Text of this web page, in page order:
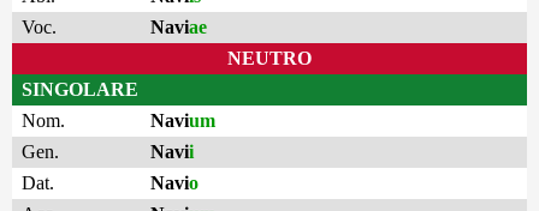
Voc.
Naviae
NEUTRO
SINGOLARE
Nom.
Navium
Gen.
Navii
Dat.
Navio